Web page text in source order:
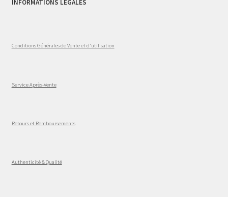
INFORMATIONS LÉGALES
Conditions Générales de Vente et d'utilisation
Service Après-Vente
Retours et Remboursements
Authenticité & Qualité